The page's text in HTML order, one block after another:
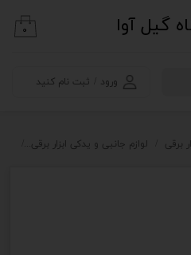
گیل آوا
ورود ثبت نام کنید
۰
برقی لوازم جانبی و یدکی ابزار برقی